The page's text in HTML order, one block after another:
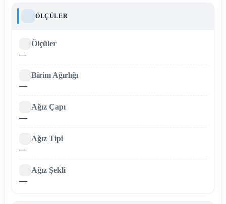
ÖLÇÜLER
Ölçüler
—
Birim Ağırlığı
—
Ağız Çapı
—
Ağız Tipi
—
Ağız Şekli
—